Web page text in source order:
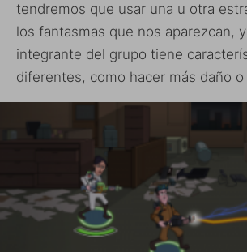
tendremos que usar una u otra
los fantasmas que nos aparezcan,
integrante del grupo tiene
diferentes, como hacer más daño o